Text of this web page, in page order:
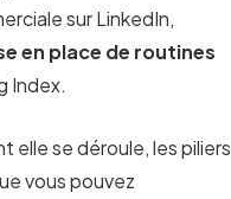
sur LinkedIn,
en place de routines
Index.
elle se déroule, les piliers
vous pouvez